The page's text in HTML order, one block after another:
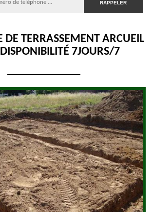
DE TERRASSEMENT ARCUEIL
7JOURS/7